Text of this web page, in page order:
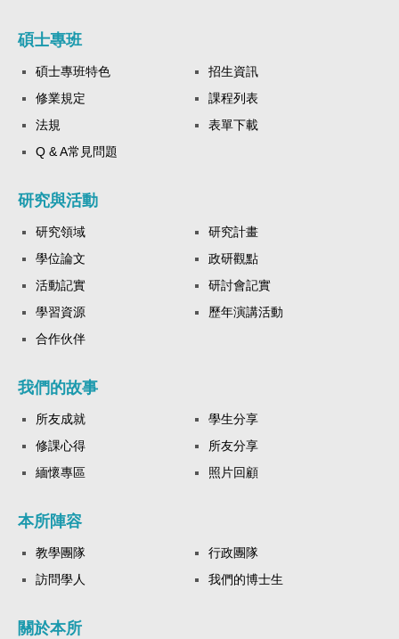
碩士專班
碩士專班特色
招生資訊
修業規定
課程列表
法規
表單下載
Q & A常見問題
研究與活動
研究領域
研究計畫
學位論文
政研觀點
活動記實
研討會記實
學習資源
歷年演講活動
合作伙伴
我們的故事
所友成就
學生分享
修課心得
所友分享
緬懷專區
照片回顧
本所陣容
教學團隊
行政團隊
訪問學人
我們的博士生
關於本所